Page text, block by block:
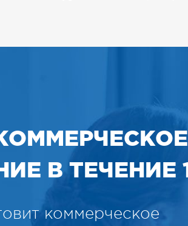
В ТЕЧЕНИЕ
коммерческое